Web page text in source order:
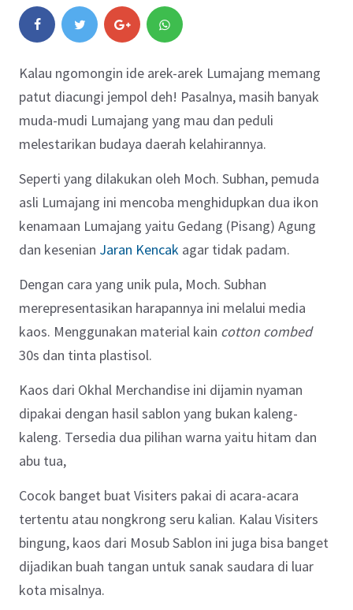
Kalau ngomongin ide arek-arek Lumajang memang
patut diacungi jempol deh! Pasalnya, masih banyak
muda-mudi Lumajang yang mau dan peduli
melestarikan budaya daerah kelahirannya.
Seperti yang dilakukan oleh Moch. Subhan, pemuda
asli Lumajang ini mencoba menghidupkan dua ikon
kenamaan Lumajang yaitu Gedang (Pisang) Agung
dan kesenian Jaran Kencak agar tidak padam.
Dengan cara yang unik pula, Moch. Subhan
merepresentasikan harapannya ini melalui media
kaos. Menggunakan material kain cotton combed
30s dan tinta plastisol.
Kaos dari Okhal Merchandise ini dijamin nyaman
dipakai dengan hasil sablon yang bukan kaleng-
kaleng. Tersedia dua pilihan warna yaitu hitam dan
abu tua,
Cocok banget buat Visiters pakai di acara-acara
tertentu atau nongkrong seru kalian. Kalau Visiters
bingung, kaos dari Mosub Sablon ini juga bisa banget
dijadikan buah tangan untuk sanak saudara di luar
kota misalnya.